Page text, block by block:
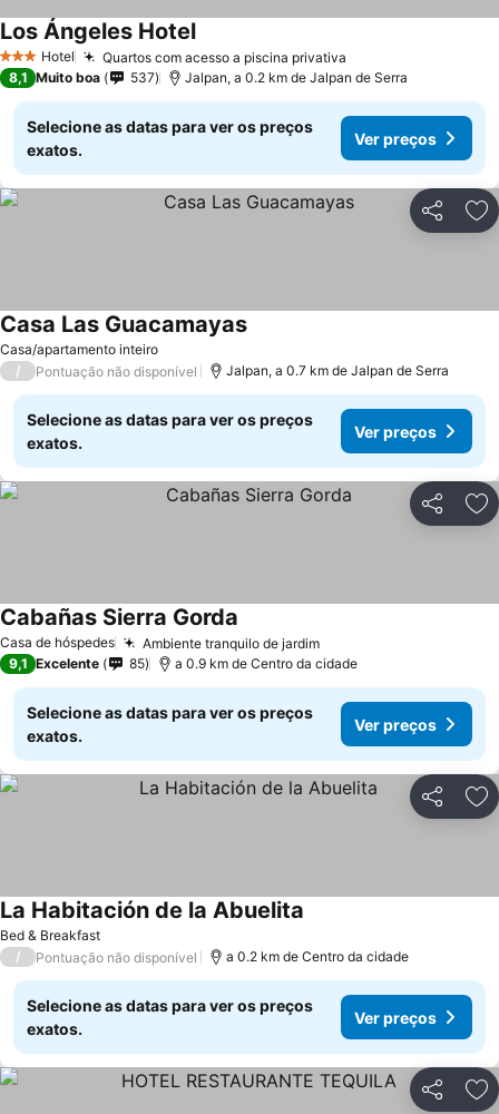
3 EstrelasHotel Quartos com acesso a piscina privativa
Los Ángeles HotelVer preços
8,1 Muito boa 537 Jalpan, a 0.2 km de Jalpan de Serra
Selecione as datas para ver os preços
exatos.
Ver preços
Partilhar
Casa/apartamento inteiro
Casa Las GuacamayasVer preços
/ Pontuação não disponível Jalpan, a 0.7 km de Jalpan de Serra
Selecione as datas para ver os preços
exatos.
Ver preços
Partilhar
Casa de hóspedes Ambiente tranquilo de jardimVer preços
Cabañas Sierra Gorda
9,1 Excelente 85 a 0.9 km de Centro da cidade
Selecione as datas para ver os preços
exatos.
Ver preços
Partilhar
Bed & Breakfast
La Habitación de la Abuelita
/ Pontuação não disponível a 0.2 km de Centro da cidade
Selecione as datas para ver os preços
exatos.
Ver preços
Partilhar